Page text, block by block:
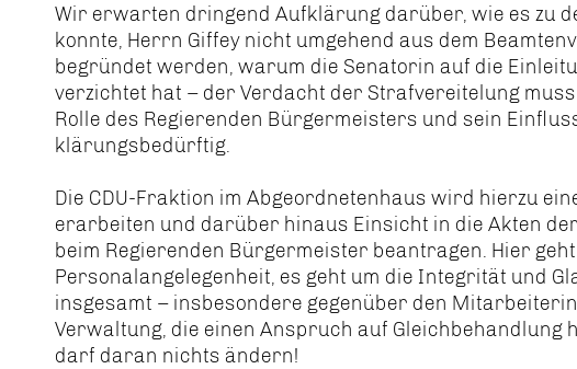
Wir erwarten dringend Aufklärung darüber, wie es zu
konnte, Herrn Giffey nicht umgehend aus dem
begründet werden, warum die Senatorin auf die
verzichtet hat – der Verdacht der Strafvereitelung
Rolle des Regierenden Bürgermeisters und sein
klärungsbedürftig.
Die CDU-Fraktion im Abgeordnetenhaus wird hierzu
erarbeiten und darüber hinaus Einsicht in die Akten
beim Regierenden Bürgermeister beantragen. Hier
Personalangelegenheit, es geht um die Integrität und
insgesamt – insbesondere gegenüber den
Verwaltung, die einen Anspruch auf Gleichbehandlung
darf daran nichts ändern!